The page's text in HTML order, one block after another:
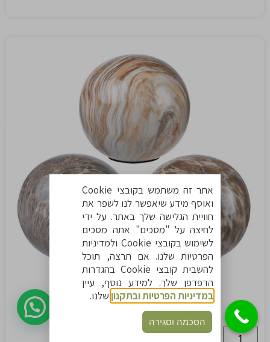
סט 3 כדורים דמוי שיש לדקורציה
₪129
הוספה לסל
אתר זה משתמש בקובצי Cookie
ואוסף מידע שיאפשר לנו לשפר את
חוויית הגלישה שלך באתר. על ידי
לחיצה על "מסכים" אתה מסכים
לשימוש בקובצי Cookie ולמדיניות
הפרטיות שלנו. אם תרצה, תוכל
להשבית קובצי Cookie בהגדרות
הדפדפן שלך. למידע נוסף, עיין
במדיניות הפרטיות ובתקנוןשלנו.
הסכמה וסגירה